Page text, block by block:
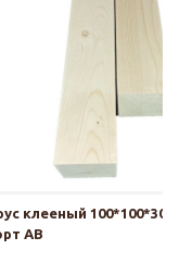
клееный
АВ